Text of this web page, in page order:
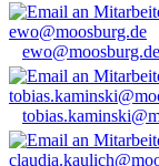
ewo@moosburg.de